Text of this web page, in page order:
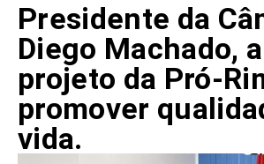
Presidente da
Diego Machado,
projeto da Pró-
promover
vida.